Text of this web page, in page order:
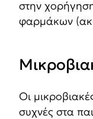
στην
φαρμάκων
Οι
συχνές στα